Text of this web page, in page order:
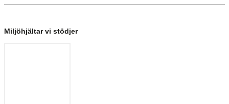
Miljöhjältar vi stödjer